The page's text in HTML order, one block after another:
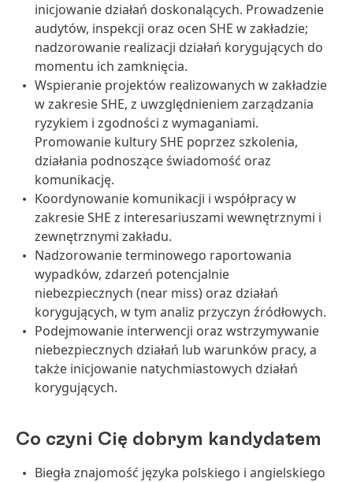
inicjowanie działań doskonalących. Prowadzenie
audytów, inspekcji oraz ocen SHE w zakładzie;
nadzorowanie realizacji działań korygujących do
momentu ich zamknięcia.
Wspieranie projektów realizowanych w zakładzie
w zakresie SHE, z uwzględnieniem zarządzania
ryzykiem i zgodności z wymaganiami.
Promowanie kultury SHE poprzez szkolenia,
działania podnoszące świadomość oraz
komunikację.
Koordynowanie komunikacji i współpracy w
zakresie SHE z interesariuszami wewnętrznymi i
zewnętrznymi zakładu.
Nadzorowanie terminowego raportowania
wypadków, zdarzeń potencjalnie
niebezpiecznych (near miss) oraz działań
korygujących, w tym analiz przyczyn źródłowych.
Podejmowanie interwencji oraz wstrzymywanie
niebezpiecznych działań lub warunków pracy, a
także inicjowanie natychmiastowych działań
korygujących.
Co czyni Cię dobrym kandydatem
Biegła znajomość języka polskiego i angielskiego